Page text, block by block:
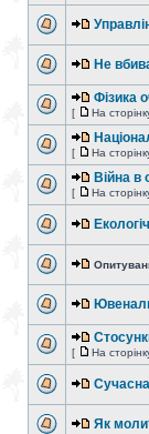
Не
Фізика
[ На
[ На
Війна в
[ На
[ На
Як